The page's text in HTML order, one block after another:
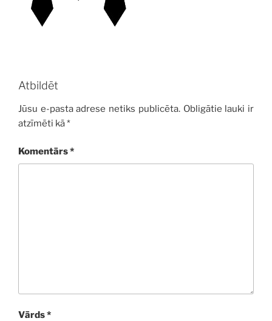
Atbildēt
Jūsu e-pasta adrese netiks publicēta. Obligātie lauki ir
atzīmēti kā*
Komentārs*
Vārds*